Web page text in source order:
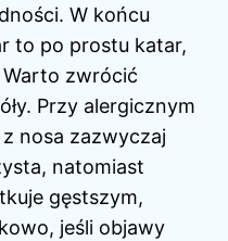
W końcu
to po prostu katar,
zwrócić
Przy alergicznym
nosa zazwyczaj
natomiast
gęstszym,
jeśli objawy